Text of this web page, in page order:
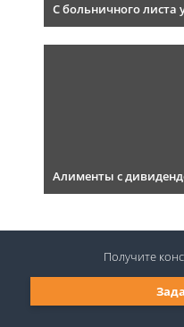
С больничного
Алименты с
Получите